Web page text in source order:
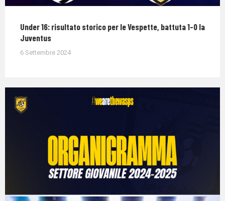
Under 16: risultato storico per le Vespette, battuta 1-0 la
Juventus
6 Settembre 2024